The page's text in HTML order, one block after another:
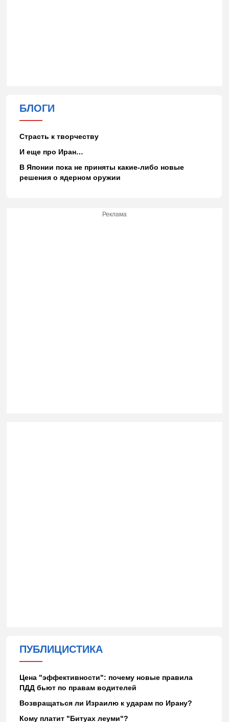
БЛОГИ
Страсть к творчеству
И еще про Иран…
В Японии пока не приняты какие-либо новые
решения о ядерном оружии
Реклама
ПУБЛИЦИСТИКА
Цена "эффективности": почему новые правила
ПДД бьют по правам водителей
Возвращаться ли Израилю к ударам по Ирану?
Кому платит "Битуах леуми"?